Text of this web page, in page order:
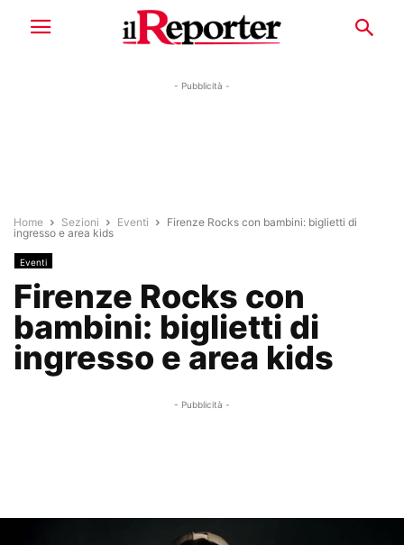
- Pubblicità -
Home Sezioni Eventi
Firenze Rocks con bambini: biglietti di
ingresso e area kids
Eventi
Firenze Rocks con
bambini: biglietti di
ingresso e area kids
- Pubblicità -